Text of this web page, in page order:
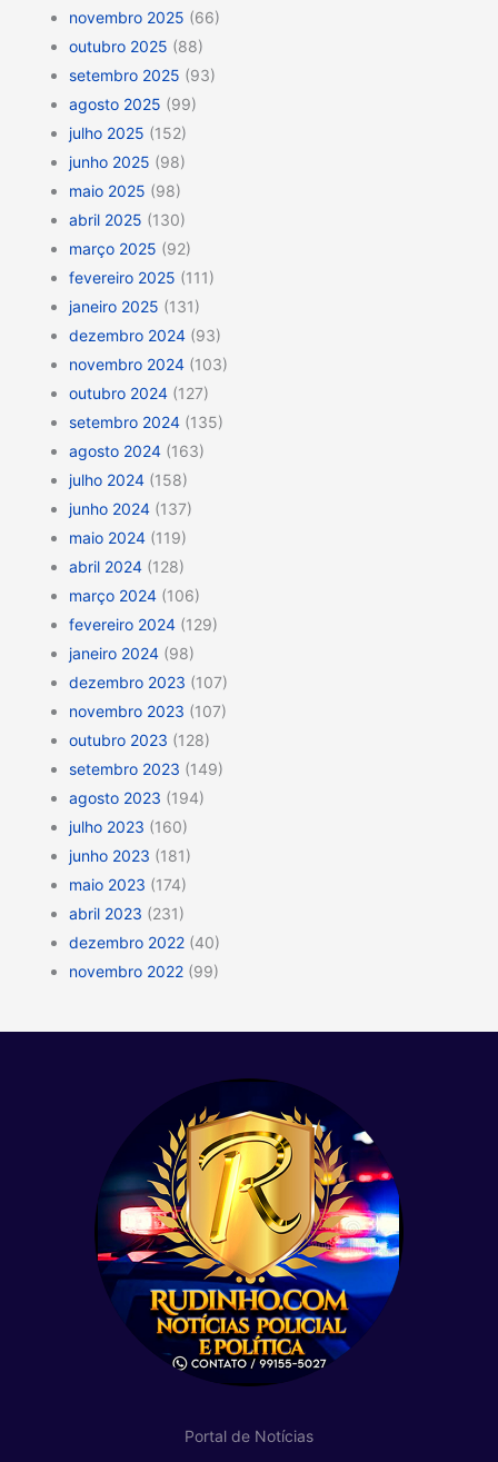
novembro 2025 (66)
outubro 2025 (88)
setembro 2025 (93)
agosto 2025 (99)
julho 2025 (152)
junho 2025 (98)
maio 2025 (98)
abril 2025 (130)
março 2025 (92)
fevereiro 2025 (111)
janeiro 2025 (131)
dezembro 2024 (93)
novembro 2024 (103)
outubro 2024 (127)
setembro 2024 (135)
agosto 2024 (163)
julho 2024 (158)
junho 2024 (137)
maio 2024 (119)
abril 2024 (128)
março 2024 (106)
fevereiro 2024 (129)
janeiro 2024 (98)
dezembro 2023 (107)
novembro 2023 (107)
outubro 2023 (128)
setembro 2023 (149)
agosto 2023 (194)
julho 2023 (160)
junho 2023 (181)
maio 2023 (174)
abril 2023 (231)
dezembro 2022 (40)
novembro 2022 (99)
Portal de Notícias